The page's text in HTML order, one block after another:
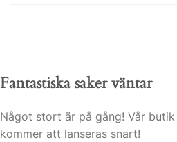
Fantastiska saker väntar
Något stort är på gång! Vår
kommer att lanseras snart!